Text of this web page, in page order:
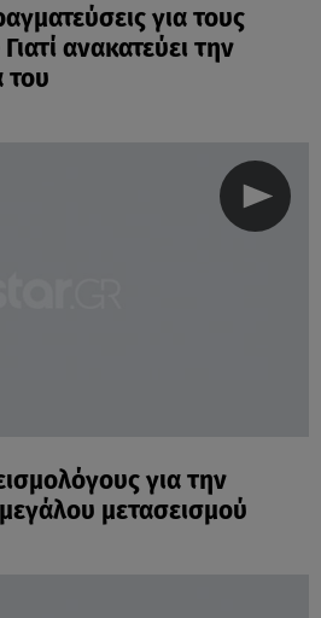
για τους
ανακατεύει την
του
για την
μετασεισμού